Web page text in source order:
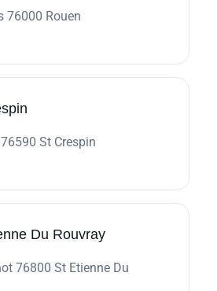
76000 Rouen
St Crespin
Du Rouvray
76800 St Etienne Du